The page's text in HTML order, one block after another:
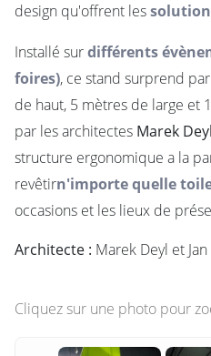
design qu'offrent les
Installé surdifférents
foires), ce stand surprend
de haut, 5 mètres de large et
par les architectes Marek
structure ergonomique a la
revêtirn'importe quelle
occasions et les lieux de
Architecte : Marek Deyl et
Cliquez sur une photo pour